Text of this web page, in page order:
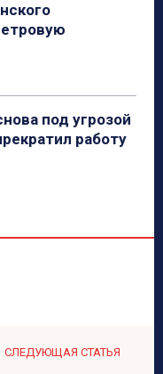
под угрозой
работу
СЛЕДУЮЩАЯ СТАТЬЯ